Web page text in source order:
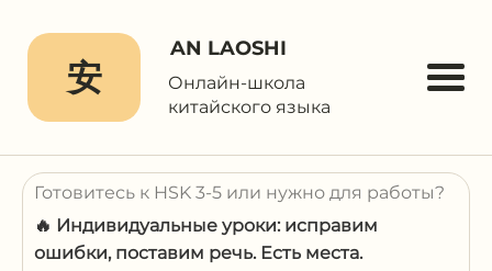
安
AN LAOSHI
Онлайн-школа
китайского языка
Готовитесь к HSK 3-5 или нужно для работы?
🔥 Индивидуальные уроки: исправим
ошибки, поставим речь. Есть места.